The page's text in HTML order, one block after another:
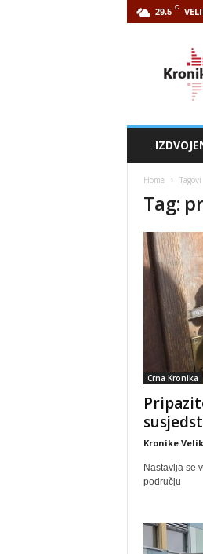
29.5 C
Home Tagovi
Tag:
Crna Kronika
Kronike
Nastavlja se
području